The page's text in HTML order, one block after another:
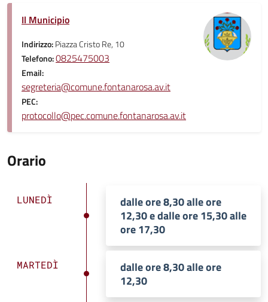
Il Municipio
Indirizzo:Piazza Cristo Re, 10
Telefono:0825475003
Email:
segreteria@comune.fontanarosa.av.it
PEC:
protocollo@pec.comune.fontanarosa.av.it
Orario
LUNEDÌ
dalle ore 8,30 alle ore
12,30 e dalle ore 15,30 alle
ore 17,30
MARTEDÌ
dalle ore 8,30 alle ore
12,30